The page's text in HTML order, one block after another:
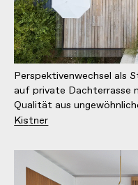
Perspektivenwechsel als
auf private Dachterrasse
Qualität aus
Kistner